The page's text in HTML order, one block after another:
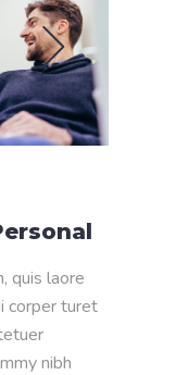
quis laore
corper turet
nibh